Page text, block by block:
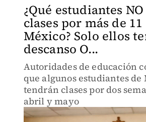
¿Qué estudiantes
clases por más de
México? Solo ellos
descanso O...
Autoridades de educación confirmaron
que algunos estudiantes de
tendrán clases por dos
abril y mayo